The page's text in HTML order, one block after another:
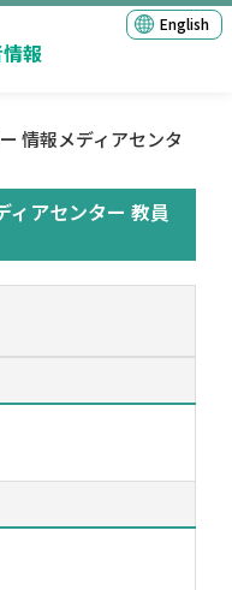
報
English
情報メディアセンタ
ィアセンター 教員